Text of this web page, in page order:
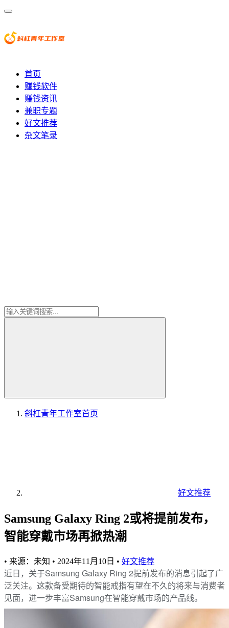
首页
赚钱软件
赚钱资讯
兼职专题
好文推荐
杂文笔录
斜杠青年工作室首页
好文推荐
Samsung Galaxy Ring 2或将提前发布，
智能穿戴市场再掀热潮
• 来源：未知 • 2024年11月10日 • 好文推荐
近日，关于Samsung Galaxy Ring 2提前发布的消息引起了广
泛关注。这款备受期待的智能戒指有望在不久的将来与消费者
见面，进一步丰富Samsung在智能穿戴市场的产品线。